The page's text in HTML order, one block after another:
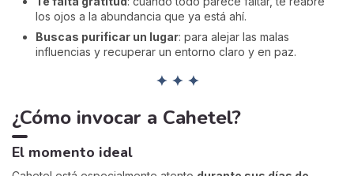
los ojos a la abundancia que ya está ahí.
Buscas purificar un lugar: para alejar las malas
influencias y recuperar un entorno claro y en paz.
✦ ✦ ✦
¿Cómo invocar a Cahetel?
El momento ideal